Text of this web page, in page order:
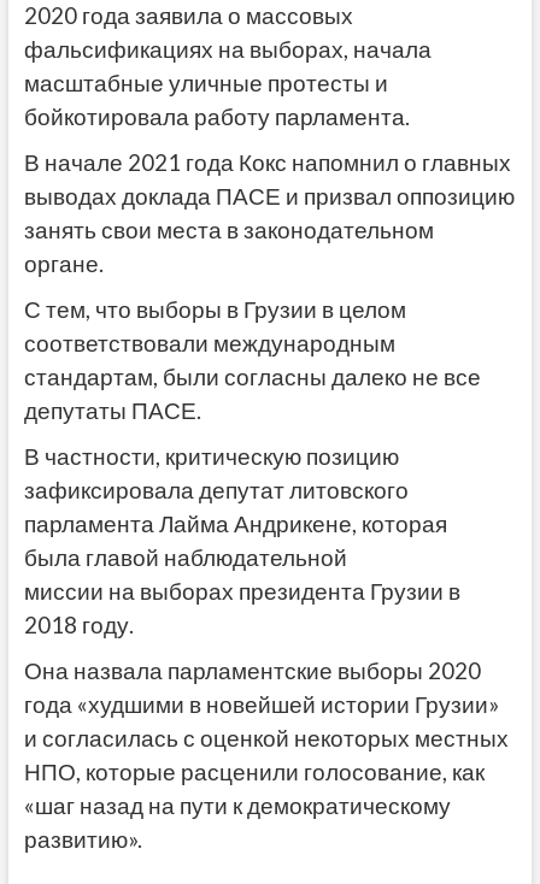
2020 года заявила о массовых
фальсификациях на выборах, начала
масштабные уличные протесты и
бойкотировала работу парламента.
В начале 2021 года Кокс напомнил о главных
выводах доклада ПАСЕ и призвал оппозицию
занять свои места в законодательном
органе.
С тем, что выборы в Грузии в целом
соответствовали международным
стандартам, были согласны далеко не все
депутаты ПАСЕ.
В частности, критическую позицию
зафиксировала депутат литовского
парламента Лайма Андрикене, которая
была главой наблюдательной
миссии на выборах президента Грузии в
2018 году.
Она назвала парламентские выборы 2020
года «худшими в новейшей истории Грузии»
и согласилась с оценкой некоторых местных
НПО, которые расценили голосование, как
«шаг назад на пути к демократическому
развитию».